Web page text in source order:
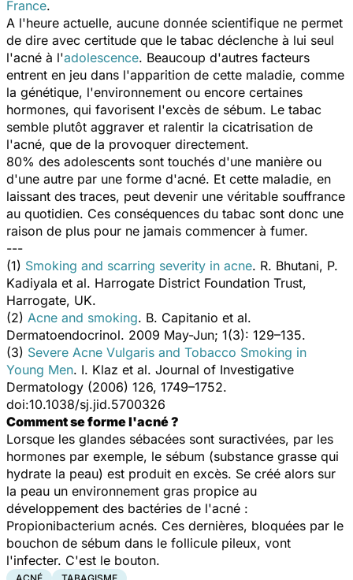
France.
A l'heure actuelle, aucune donnée scientifique ne permet
de dire avec certitude que le tabac déclenche à lui seul
l'acné à l'adolescence. Beaucoup d'autres facteurs
entrent en jeu dans l'apparition de cette maladie, comme
la génétique, l'environnement ou encore certaines
hormones, qui favorisent l'excès de sébum. Le tabac
semble plutôt aggraver et ralentir la cicatrisation de
l'acné, que de la provoquer directement.
80% des adolescents sont touchés d'une manière ou
d'une autre par une forme d'acné. Et cette maladie, en
laissant des traces, peut devenir une véritable souffrance
au quotidien. Ces conséquences du tabac sont donc une
raison de plus pour ne jamais commencer à fumer.
---
(1) Smoking and scarring severity in acne. R. Bhutani, P.
Kadiyala et al. Harrogate District Foundation Trust,
Harrogate, UK.
(2) Acne and smoking. B. Capitanio et al.
Dermatoendocrinol. 2009 May-Jun; 1(3): 129–135.
(3) Severe Acne Vulgaris and Tobacco Smoking in
Young Men. I. Klaz et al. Journal of Investigative
Dermatology (2006) 126, 1749–1752.
doi:10.1038/sj.jid.5700326
Comment se forme l'acné ?
Lorsque les glandes sébacées sont suractivées, par les
hormones par exemple, le sébum (substance grasse qui
hydrate la peau) est produit en excès. Se créé alors sur
la peau un environnement gras propice au
développement des bactéries de l'acné :
Propionibacterium acnés. Ces dernières, bloquées par le
bouchon de sébum dans le follicule pileux, vont
l'infecter. C'est le bouton.